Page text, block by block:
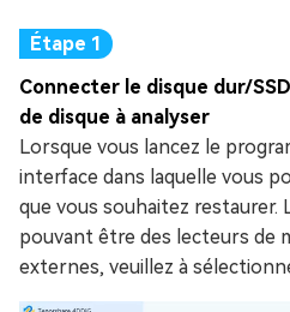
Connecter le disque dur/
de disque à analyser
Lorsque vous lancez le
interface dans laquelle vous
que vous souhaitez restaurer.
pouvant être des lecteurs de
externes, veuillez à